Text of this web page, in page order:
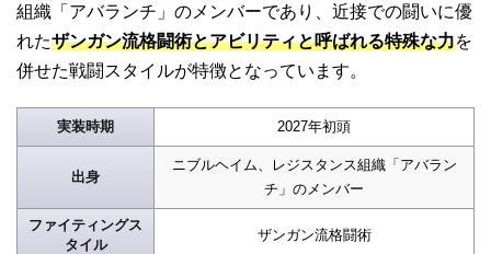
組織「アバランチ」のメンバーであり、近接での闘いに優
れたザンガン流格闘術とアビリティと呼ばれる特殊な力を
併せた戦闘スタイルが特徴となっています。
実装時期 2027年初頭
出身
ニブルヘイム、レジスタンス組織「アバラン
チ」のメンバー
ファイティングス
タイル
ザンガン流格闘術